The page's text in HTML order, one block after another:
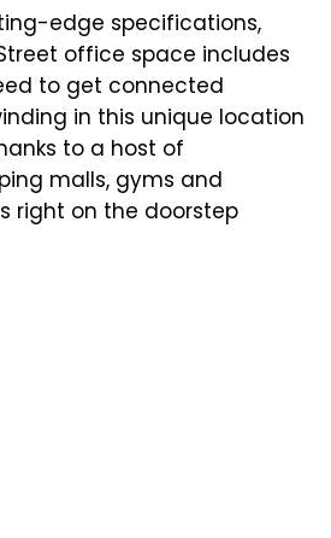
edge specifications,
office space includes
to get connected
in this unique location
to a host of
malls, gyms and
right on the doorstep